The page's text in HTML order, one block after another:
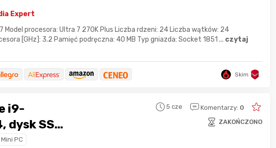
Expert
Model procesora: Ultra 7 270K Plus Liczba rdzeni: 24 Liczba wątków: 24
[GHz]: 3.2 Pamięć podręczna: 40 MB Typ gniazda: Socket 1851 ... czytaj
Skim
i9-
dysk SSD
5 cze Komentarzy: 0
ZAKOŃCZONO
Mini PC